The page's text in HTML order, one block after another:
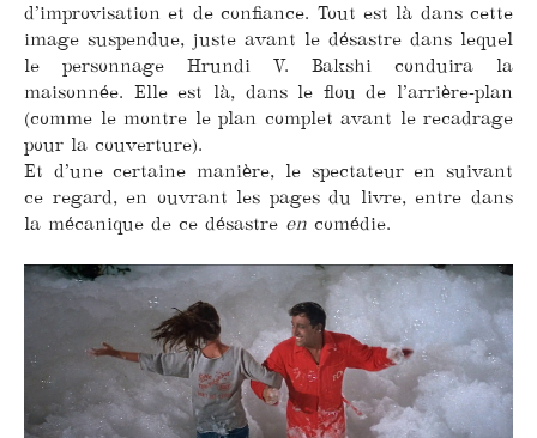
d’improvisation et de confiance. Tout est là dans cette
image suspendue, juste avant le désastre dans lequel
le personnage Hrundi V. Bakshi conduira la
maisonnée. Elle est là, dans le flou de l’arrière-plan
(comme le montre le plan complet avant le recadrage
pour la couverture).
Et d’une certaine manière, le spectateur en suivant
ce regard, en ouvrant les pages du livre, entre dans
la mécanique de ce désastre en comédie.